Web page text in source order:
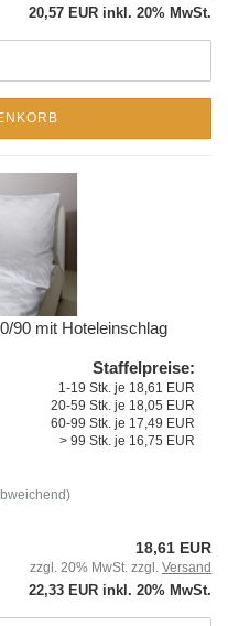
20,57 EUR inkl. 20% MwSt.
90 mit Hoteleinschlag
Staffelpreise:
1-19 Stk. je 18,61 EUR
20-59 Stk. je 18,05 EUR
60-99 Stk. je 17,49 EUR
> 99 Stk. je 16,75 EUR
18,61 EUR
zzgl. 20% MwSt. zzgl. Versand
22,33 EUR inkl. 20% MwSt.